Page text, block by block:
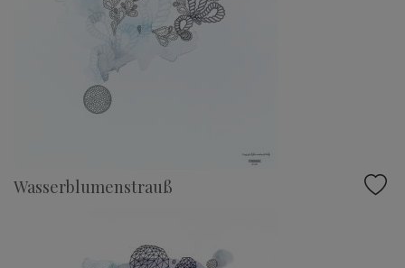
Wasserblumenstrauß